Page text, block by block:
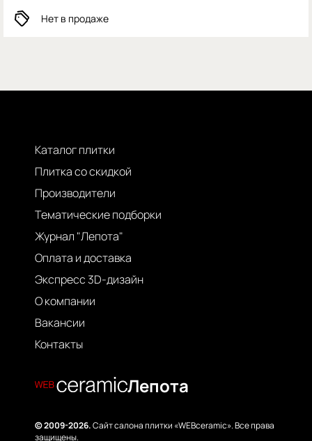
Нет в продаже
Каталог плитки
Плитка со скидкой
Производители
Тематические подборки
Журнал "Лепота"
Оплата и доставка
Экспресс 3D-дизайн
О компании
Вакансии
Контакты
© 2009-2026.Сайт салона плитки «WEBceramic». Все права
защищены.
Лепота